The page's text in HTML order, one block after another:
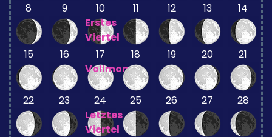
8 9
10
Erstes
Viertel
11 12 13 14
15 16
17
Vollmond
18 19 20 21
22 23
24
Letztes
Viertel
25 26 27 28